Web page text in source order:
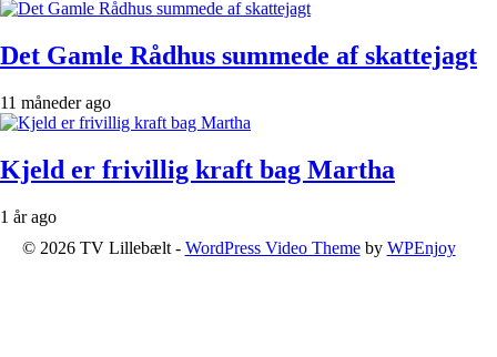
Det Gamle Rådhus summede af skattejagt
11 måneder ago
Kjeld er frivillig kraft bag Martha
1 år ago
© 2026 TV Lillebælt - WordPress Video Themeby WPEnjoy